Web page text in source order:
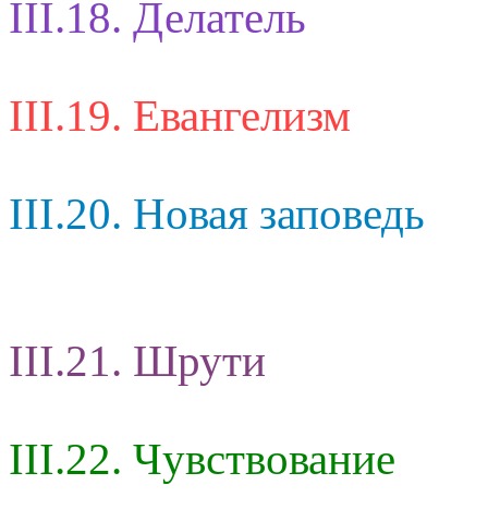
III.18. Делатель
III.19. Евангелизм
III.20. Новая заповедь
III.21. Шрути
III.22. Чувствование